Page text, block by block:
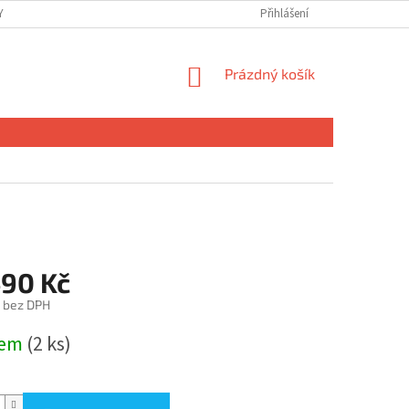
ÚDAJŮ Přihlášení
NÁKUPNÍ
Prázdný košík
Kč
bez DPH
(2 ks)